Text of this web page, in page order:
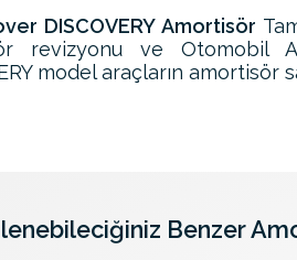
DISCOVERY Amortisör
revizyonu ve Otomobil
model araçların amortisör
Benzer